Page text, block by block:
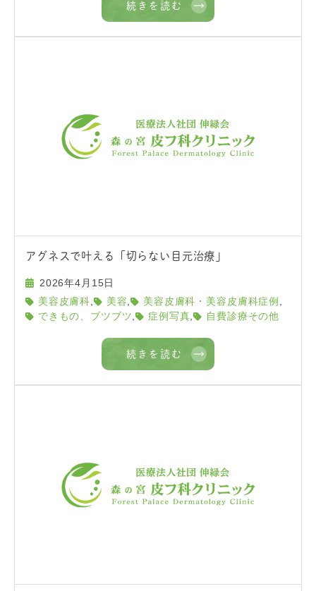
続きを読む
アグネスで叶える「切らない目元治療」
2026年4月15日
美容皮膚科
美容 , 美容皮膚科・美容皮膚科症例
できもの、ブツブツ , 症例写真 , 自費診療その他
続きを読む